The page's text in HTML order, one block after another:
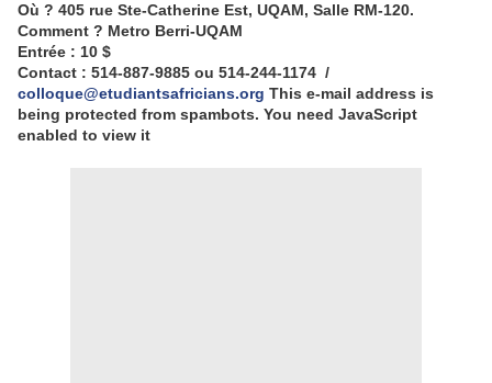
Où ? 405 rue Ste-Catherine Est, UQAM, Salle RM-120.
Comment ? Metro Berri-UQAM
Entrée : 10 $
Contact : 514-887-9885 ou 514-244-1174 /
colloque@etudiantsafricians.org This e-mail address is
being protected from spambots. You need JavaScript
enabled to view it